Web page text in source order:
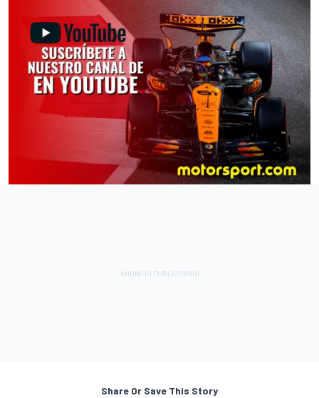
Share Or Save This Story